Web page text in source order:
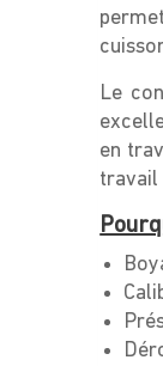
Le
en
travail